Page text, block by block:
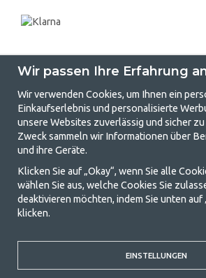
GetCamping.de - Ihr
Camping und
Camping kann entweder ein Lebensstil sein
Familie für ein gemeinsames Abenteuer
welcher Kategorie Sie gehören, bei uns finden
Campingzubehör benötigen. Wir finden,
Familienzelte, Wohnwagenvorzelte und alle
Camping und Outdoor-Aktivitäten. Unser Ziel
die beste Campingausrüstung in Bezug auf
Wir passen Ihre Erfahrung
Wir verwenden Cookies, um Ihnen ein
Einkaufserlebnis und personalisierte
unsere Websites zuverlässig und sicher
Zweck sammeln wir Informationen über
und ihre Geräte.
Klicken Sie auf „Okay“, wenn Sie alle
wählen Sie aus, welche Cookies Sie
deaktivieren möchten, indem Sie unten auf
klicken.
EINSTELLUNGEN